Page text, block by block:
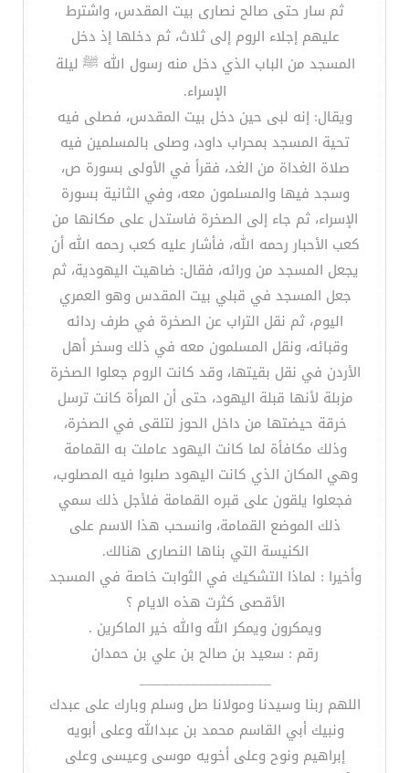
ثم سار حتى صالح نصارى بيت المقدس، واشترط
عليهم إجلاء الروم إلى ثلاث، ثم دخلها إذ دخل
المسجد من الباب الذي دخل منه رسول الله ﷺ ليلة
الإسراء.
ويقال: إنه لبى حين دخل بيت المقدس، فصلى فيه
تحية المسجد بمحراب داود، وصلى بالمسلمين فيه
صلاة الغداة من الغد، فقرأ في الأولى بسورة ص،
وسجد فيها والمسلمون معه، وفي الثانية بسورة
الإسراء، ثم جاء إلى الصخرة فاستدل على مكانها من
كعب الأحبار رحمه الله، فأشار عليه كعب رحمه الله أن
يجعل المسجد من ورائه، فقال: ضاهيت اليهودية، ثم
جعل المسجد في قبلي بيت المقدس وهو العمري
اليوم، ثم نقل التراب عن الصخرة في طرف ردائه
وقبائه، ونقل المسلمون معه في ذلك وسخر أهل
الأردن في نقل بقيتها، وقد كانت الروم جعلوا الصخرة
مزبلة لأنها قبلة اليهود، حتى أن المرأة كانت ترسل
خرقة حيضتها من داخل الحوز لتلقى في الصخرة،
وذلك مكافأة لما كانت اليهود عاملت به القمامة
وهي المكان الذي كانت اليهود صلبوا فيه المصلوب،
فجعلوا يلقون على قبره القمامة فلأجل ذلك سمي
ذلك الموضع القمامة، وانسحب هذا الاسم على
الكنيسة التي بناها النصارى هنالك.
وأخيرا : لماذا التشكيك في الثوابت خاصة في المسجد
الأقصى كثرت هذه الايام ؟
ويمكرون ويمكر الله والله خير الماكرين .
رقم : سعيد بن صالح بن علي بن حمدان
__________________
اللهم ربنا وسيدنا ومولانا صل وسلم وبارك على عبدك
ونبيك أبي القاسم محمد بن عبدالله وعلى أبويه
إبراهيم ونوح وعلى أخويه موسى وعيسى وعلى